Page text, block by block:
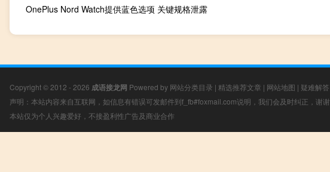
OnePlus Nord Watch提供蓝色选项 关键规格泄露
Copyright © 2012 - 2026 成语接龙网 Powered by 网站分类目录 | 精选推荐文章 | 网站地图 | 疑难解答
声明：本站内容来自互联网，如信息有错误可发邮件到f_fb#foxmail.com说明，我们会及时纠正，谢谢
本站仅为个人兴趣爱好，不接盈利性广告及商业合作